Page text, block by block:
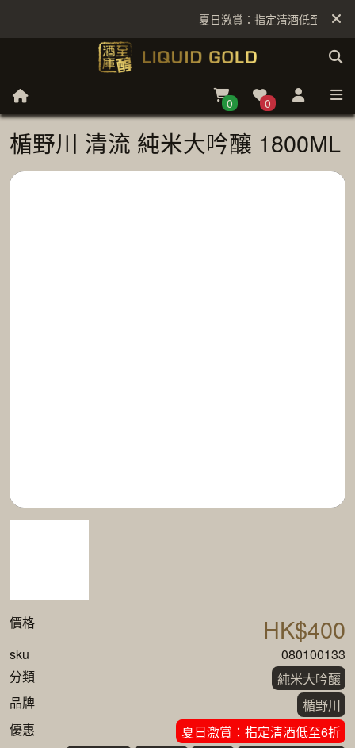
夏日激賞：指定清酒低至6折
0 0
楯野川 清流 純米大吟釀 1800ML
價格 HK$400
sku
080100133
分類
純米大吟釀
品牌
楯野川
優惠
夏日激賞：指定清酒低至6折